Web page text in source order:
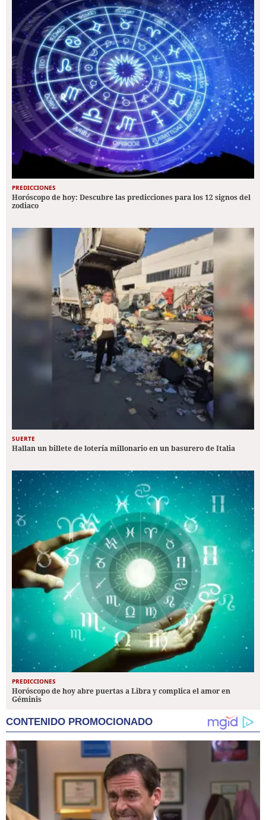
PREDICCIONES
Horóscopo de hoy: Descubre las predicciones para los 12 signos del
zodiaco
SUERTE
Hallan un billete de lotería millonario en un basurero de Italia
PREDICCIONES
Horóscopo de hoy abre puertas a Libra y complica el amor en
Géminis
CONTENIDO PROMOCIONADO